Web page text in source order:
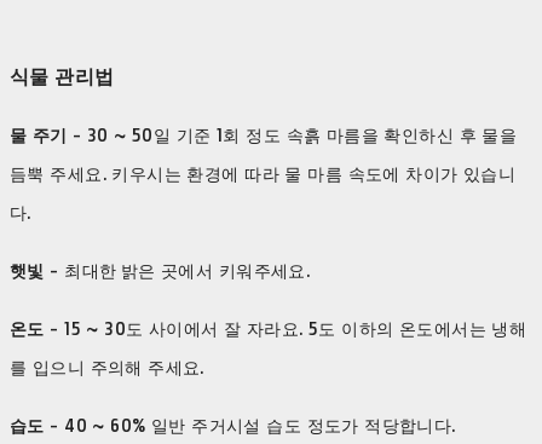
식물 관리법
물 주기 - 30 ~ 50일 기준 1회 정도 속흙 마름을 확인하신 후 물을
듬뿍 주세요. 키우시는 환경에 따라 물 마름 속도에 차이가 있습니
다.
햇빛 - 최대한 밝은 곳에서 키워주세요.
​온도 - 15 ~ 30도 사이에서 잘 자라요. 5도 이하의 온도에서는 냉해
를 입으니 주의해 주세요.
습도 - 40 ~ 60% 일반 주거시설 습도 정도가 적당합니다.